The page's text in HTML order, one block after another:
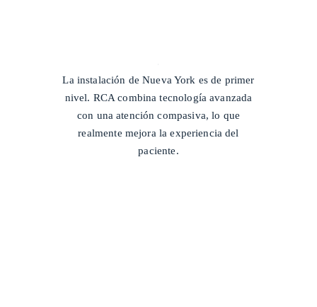
La instalación de Nueva York es de primer
nivel. RCA combina tecnología avanzada
con una atención compasiva, lo que
realmente mejora la experiencia del
paciente.